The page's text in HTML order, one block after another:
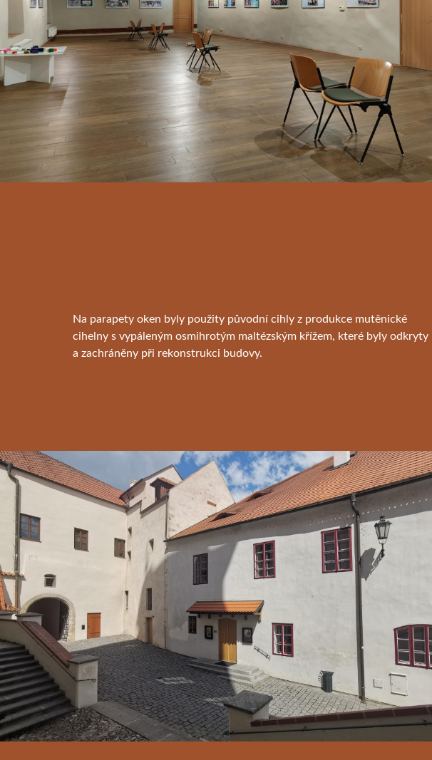
Na parapety oken byly použity původní cihly z produkce mutěnické
cihelny s vypáleným osmihrotým maltézským křížem, které byly odkryty
a zachráněny při rekonstrukci budovy.